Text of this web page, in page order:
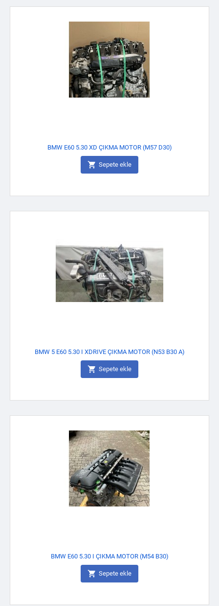
BMW E60 5.30 XD ÇIKMA MOTOR (M57 D30)
 Sepete ekle
BMW 5 E60 5.30 I XDRIVE ÇIKMA MOTOR (N53 B30 A)
 Sepete ekle
BMW E60 5.30 I ÇIKMA MOTOR (M54 B30)
 Sepete ekle